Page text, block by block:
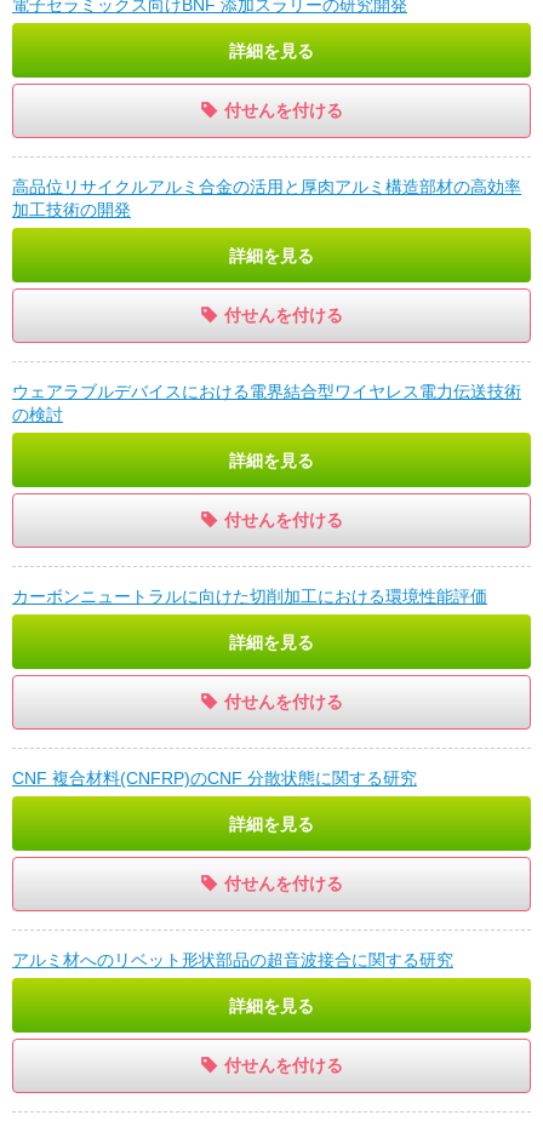
電子セラミックス向けBNF 添加スラリーの研究開発
詳細を見る
付せんを付ける
高品位リサイクルアルミ合金の活用と厚肉アルミ構造部材の高効率
加工技術の開発
詳細を見る
付せんを付ける
ウェアラブルデバイスにおける電界結合型ワイヤレス電力伝送技術
の検討
詳細を見る
付せんを付ける
カーボンニュートラルに向けた切削加工における環境性能評価
詳細を見る
付せんを付ける
CNF 複合材料(CNFRP)のCNF 分散状態に関する研究
詳細を見る
付せんを付ける
アルミ材へのリベット形状部品の超音波接合に関する研究
詳細を見る
付せんを付ける